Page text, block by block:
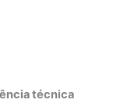
técnica